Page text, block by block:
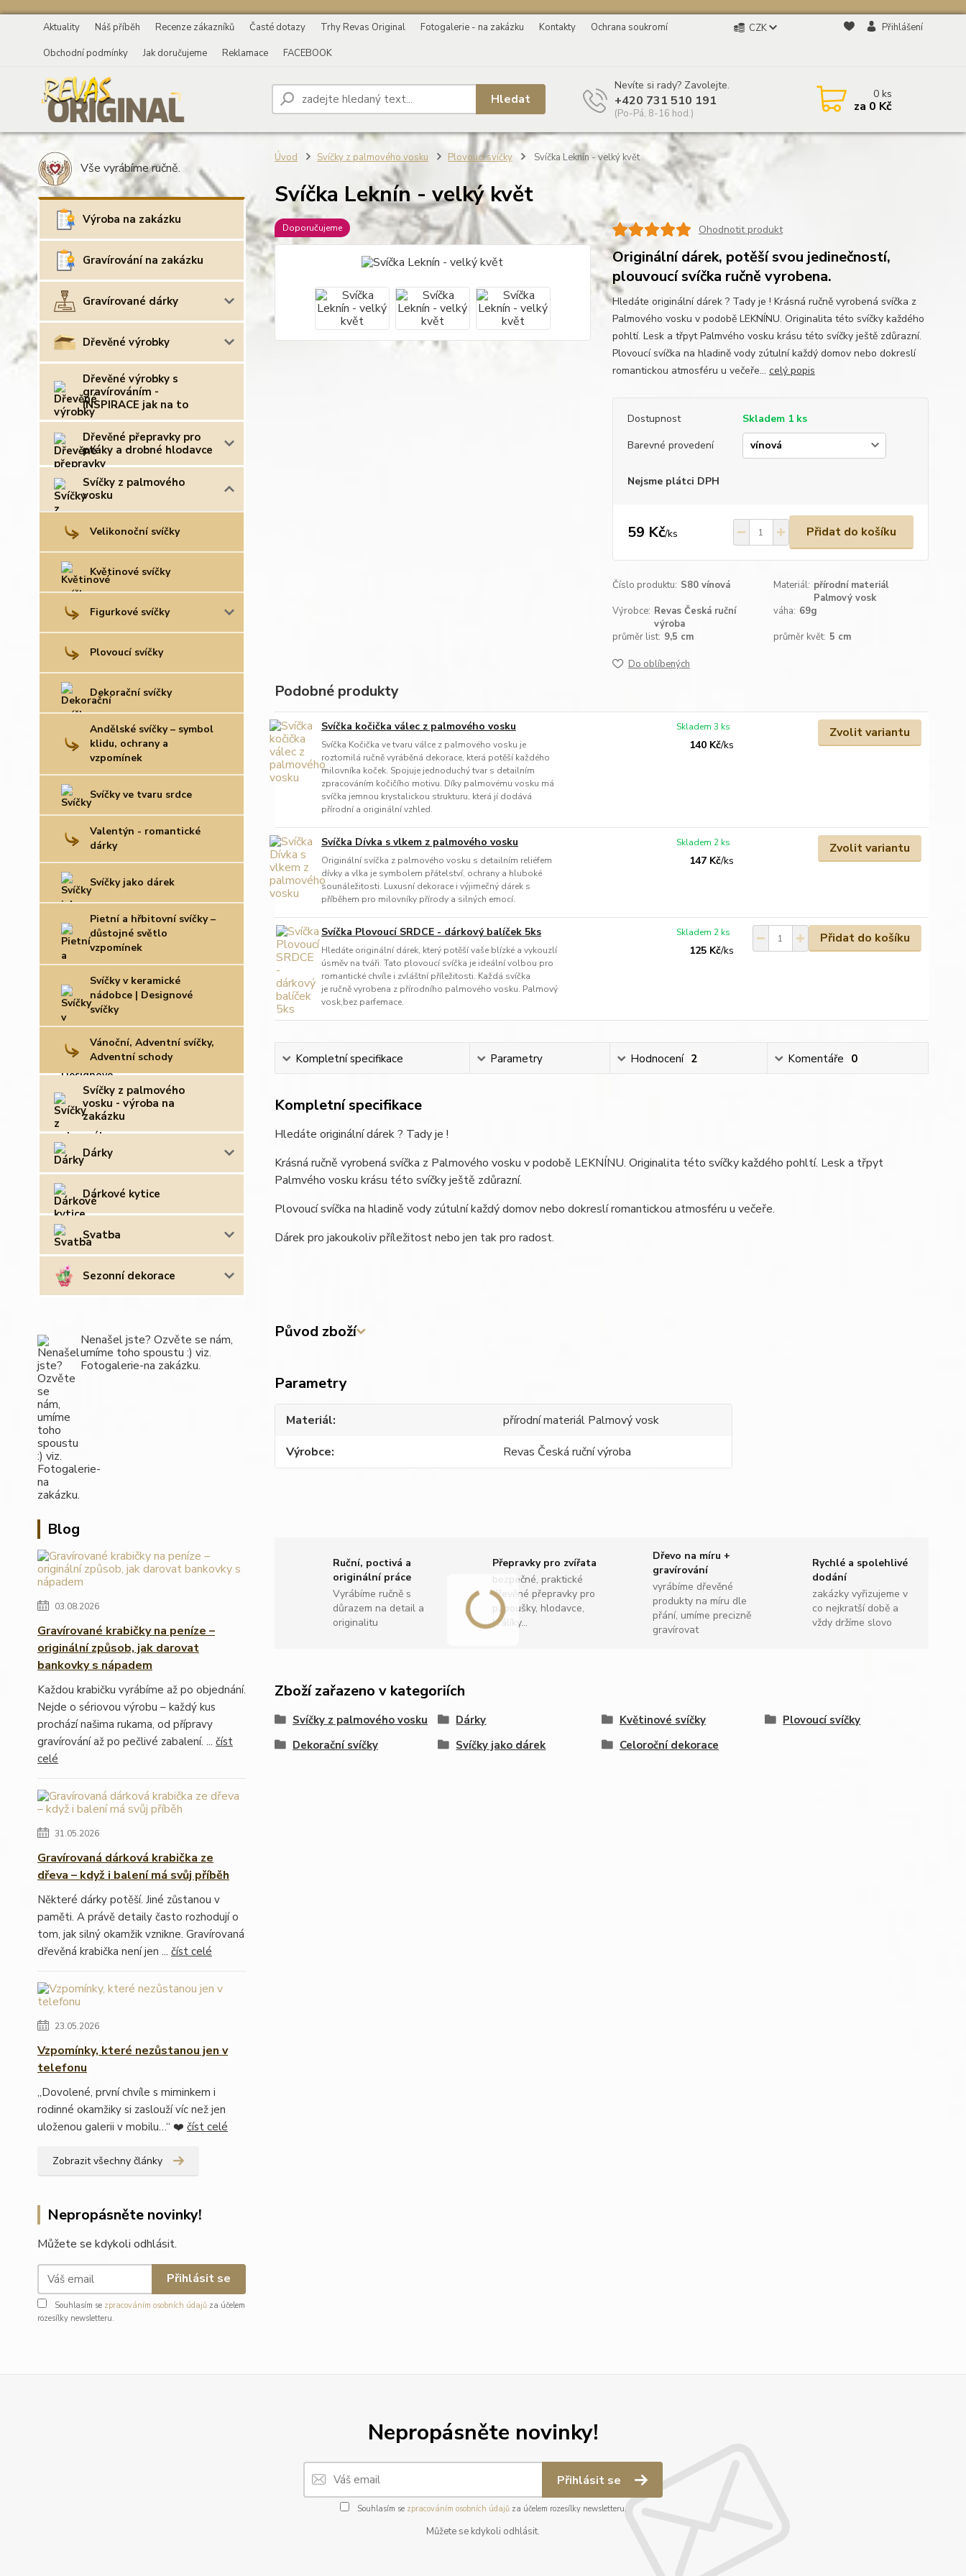
Aktuality Náš příběh Recenze zákazníků Časté dotazy Trhy Revas Original Fotogalerie - na zakázku Kontakty
Ochrana soukromí
Obchodní podmínky
Jak doručujeme Reklamace FACEBOOK
CZK Přihlášení
Hledat
Nevíte si rady? Zavolejte.
+420 731 510 191
(Po-Pá, 8-16 hod.)
0ks
za 0 Kč
Vše vyrábíme ručně.
Výroba na zakázku
Gravírování na zakázku
Gravírované dárky
Dřevěné výrobky
Dřevěné výrobky s
gravírováním -
INSPIRACE jak na to
Dřevěné přepravky pro
ptáky a drobné hlodavce
Svíčky z palmového
vosku
Velikonoční svíčky
Květinové svíčky
Figurkové svíčky
Plovoucí svíčky
Dekorační svíčky
Andělské svíčky – symbol
klidu, ochrany a
vzpomínek
Svíčky ve tvaru srdce
Valentýn - romantické
dárky
Svíčky jako dárek
Pietní a hřbitovní svíčky –
důstojné světlo
vzpomínek
Svíčky v keramické
nádobce | Designové
svíčky
Vánoční, Adventní svíčky,
Adventní schody
Svíčky z palmového
vosku - výroba na
zakázku
Dárky
Dárkové kytice
Svatba
Sezonní dekorace
Nenašel jste? Ozvěte se nám,
umíme toho spoustu :) viz.
Fotogalerie-na zakázku.
Blog
03.08.2026
Gravírované krabičky na peníze –
originální způsob, jak darovat
bankovky s nápadem
Každou krabičku vyrábíme až po objednání.
Nejde o sériovou výrobu – každý kus
prochází našima rukama, od přípravy
gravírování až po pečlivé zabalení. ... číst
celé
31.05.2026
Gravírovaná dárková krabička ze
dřeva – když i balení má svůj příběh
Některé dárky potěší. Jiné zůstanou v
paměti. A právě detaily často rozhodují o
tom, jak silný okamžik vznikne. Gravírovaná
dřevěná krabička není jen ... číst celé
23.05.2026
Vzpomínky, které nezůstanou jen v
telefonu
„Dovolené, první chvíle s miminkem i
rodinné okamžiky si zaslouží víc než jen
uloženou galerii v mobilu…“ ❤️ číst celé
Zobrazit všechny články
Nepropásněte novinky!
Můžete se kdykoli odhlásit.
Přihlásit se
Souhlasím se zpracováním osobních údajů za účelem
rozesílky newsletteru.
Úvod Svíčky z palmového vosku Plovoucí svíčky Svíčka Leknín - velký květ
Svíčka Leknín - velký květ
Doporučujeme Ohodnotit produkt
Originální dárek, potěší svou jedinečností,
plouvoucí svíčka ručně vyrobena.
Hledáte originální dárek ? Tady je ! Krásná ručně vyrobená svíčka z
Palmového vosku v podobě LEKNÍNU. Originalita této svíčky každého
pohltí. Lesk a třpyt Palmvého vosku krásu této svíčky ještě zdůrazní.
Plovoucí svíčka na hladině vody zútulní každý domov nebo dokreslí
romantickou atmosféru u večeře... celý popis
Dostupnost
Skladem 1 ks
Barevné provedení
Nejsme plátci DPH
59 Kč/ks Přidat do košíku
Číslo produktu: S80 vínová Materiál: přírodní materiál
Palmový vosk
Výrobce: Revas Česká ruční
výroba
váha: 69g
průměr list: 9,5 cm průměr květ: 5 cm
Do oblíbených
Podobné produkty
Svíčka kočička válec z palmového vosku
Svíčka Kočička ve tvaru válce z palmového vosku je
roztomilá ručně vyráběná dekorace, která potěší každého
milovníka koček. Spojuje jednoduchý tvar s detailním
zpracováním kočičího motivu. Díky palmovému vosku má
svíčka jemnou krystalickou strukturu, která jí dodává
přírodní a originální vzhled.
140 Kč/ks
Skladem 3 ks Zvolit variantu
Svíčka Dívka s vlkem z palmového vosku
Originální svíčka z palmového vosku s detailním reliéfem
dívky a vlka je symbolem přátelství, ochrany a hluboké
sounáležitosti. Luxusní dekorace i výjimečný dárek s
příběhem pro milovníky přírody a silných emocí.
147 Kč/ks
Skladem 2 ks Zvolit variantu
Svíčka Plovoucí SRDCE - dárkový balíček 5ks
Hledáte originální dárek, který potěší vaše blízké a vykouzlí
úsměv na tváři. Tato plovoucí svíčka je ideální volbou pro
romantické chvíle i zvláštní příležitosti. Každá svíčka
je ručně vyrobena z přírodního palmového vosku. Palmový
vosk,bez parfemace.
125 Kč/ks
Skladem 2 ks Přidat do košíku
Kompletní specifikace Parametry Hodnocení 2 Komentáře 0
Kompletní specifikace
Hledáte originální dárek ? Tady je !
Krásná ručně vyrobená svíčka z Palmového vosku v podobě LEKNÍNU. Originalita této svíčky každého pohltí. Lesk a třpyt
Palmvého vosku krásu této svíčky ještě zdůrazní.
Plovoucí svíčka na hladině vody zútulní každý domov nebo dokreslí romantickou atmosféru u večeře.
Dárek pro jakoukoliv příležitost nebo jen tak pro radost.
Původ zboží
Parametry
Materiál
přírodní materiál Palmový vosk
Výrobce
Revas Česká ruční výroba
Ruční, poctivá a
originální práce
Vyrábíme ručně s
důrazem na detail a
originalitu
Přepravky pro zvířata
bezpečné, praktické
dřevěné přepravky pro
papoušky, hlodavce,
králíky...
Dřevo na míru +
gravírování
vyrábíme dřevěné
produkty na míru dle
přání, umíme precizně
gravírovat
Rychlé a spolehlivé
dodání
zakázky vyřizujeme v
co nejkratší době a
vždy držíme slovo
Zboží zařazeno v kategoriích
Svíčky z palmového vosku Dárky Květinové svíčky
Plovoucí svíčky
Dekorační svíčky
Svíčky jako dárek Celoroční dekorace
Nepropásněte novinky!
Přihlásit se
Souhlasím se zpracováním osobních údajůza účelem rozesílky newsletteru.
Můžete se kdykoli odhlásit.